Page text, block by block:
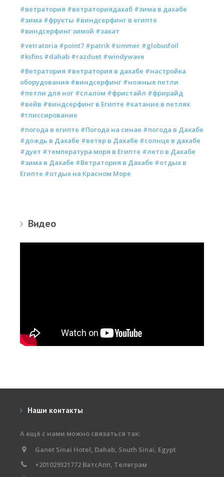
#ветратория #ветраториядахаб #зима в дахабе
#зима #фрукты #виндсерфинг в египте
#виндсерфинг зимой #закат
#vetratoria #point7 #patrik #simmer #globusfoil
#ksfins #dahab #razduet #windywave
#Ветратория #ветратория в дахабе #настройка
оборудования #виндсерфинг #ножные петли
#петли для ног #слалом #фристайл #фрирайд
#вейв #виндсерфинг в Египте #катание в петлях
#глиссирование
#погода в египте #Погода на синае #погода в Дахабе
#дождь в Дахабе #ветер в Дахабе #солнце в дахабе
#дует #температура моря в Египте #лето в Дахабе
#зима в Дахабе #Ветратория в Дахабе #отдых в
Египте #отдых на Красном Море
Видео
Наши контакты
А ещё с нами можно связаться так:
Ganet Sinai Hotel, Dahab, South Sinai, Egypt
+201029321772 ВатсАпп, Телеграм